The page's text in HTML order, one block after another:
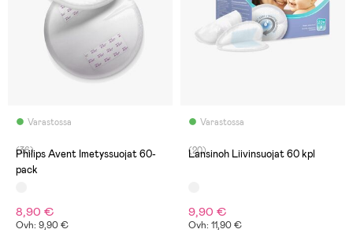
Varastossa
(36)
Philips Avent Imetyssuojat 60-
pack
8,90 €
Ovh: 9,90 €
Varastossa
(20)
Lansinoh Liivinsuojat 60 kpl
9,90 €
Ovh: 11,90 €